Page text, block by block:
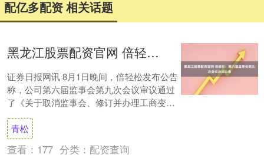
配亿多配资 相关话题
黑龙江股票配资官网 倍轻松：第六届监事会第九次会议决议公告
证券日报网讯 8月1日晚间，倍轻松发布公告
称，公司第六届监事会第九次会议审议通过
了《关于取消监事会、修订并办理工商变更
登记的议案》《关于信息化升级建设项目节
余募....
青松
查看： 177 分类： 配资查询